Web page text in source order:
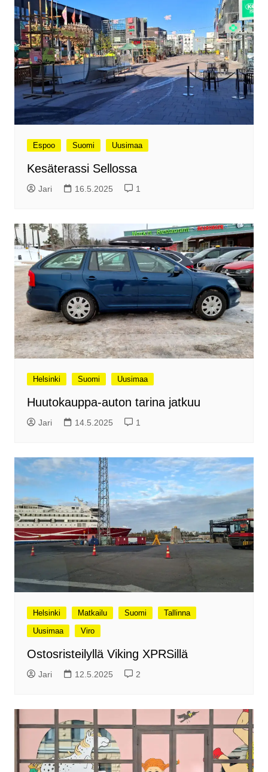
Espoo Suomi Uusimaa
Kesäterassi Sellossa
Jari 16.5.2025 1
Helsinki Suomi Uusimaa
Huutokauppa-auton tarina jatkuu
Jari 14.5.2025 1
Helsinki Matkailu Suomi
Tallinna
Uusimaa
Viro
Ostosristeilyllä Viking XPRSillä
Jari 12.5.2025 2